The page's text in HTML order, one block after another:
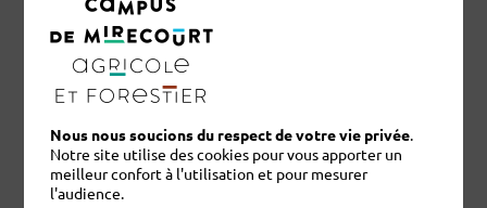
Ces 3 domaines sont enseignés par une équipe de
formateurs reconnue dans leur secteur. Les
apprenants sont constamment mis en situation
professionnelle (chantiers forestiers, conduite de
exploitations agricoles etc.) dans un soucis constant
d'intégration des règles de sécurité, compétences
validées par le passage du SST et de différents
Nous nous soucions du respect de votre vie privée.
Notre site utilise des cookies pour vous apporter un
meilleur confort à l'utilisation et pour mesurer
l'audience.